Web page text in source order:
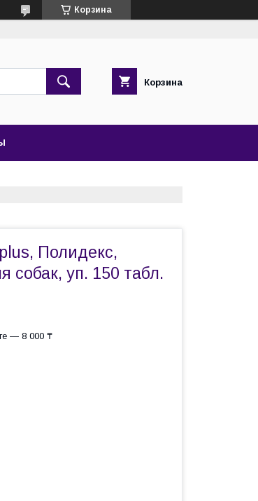
Корзина
Корзина
Полидекс,
собак, уп. 150 табл.
— 8 000 ₸